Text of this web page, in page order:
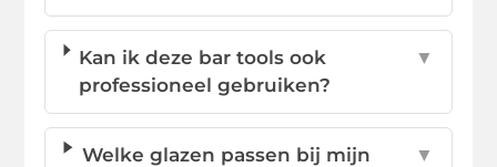
Kan ik deze bar tools ook
professioneel gebruiken?
▼
Welke glazen passen bij mijn
▼